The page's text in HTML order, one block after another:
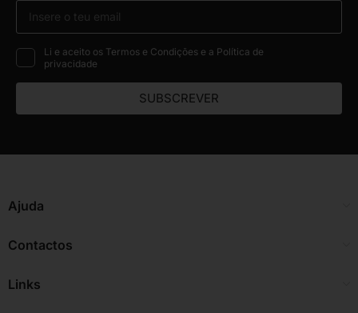
Li e aceito os Termos e Condições e a Política de
privacidade
SUBSCREVER
Ajuda
Contactos
Links